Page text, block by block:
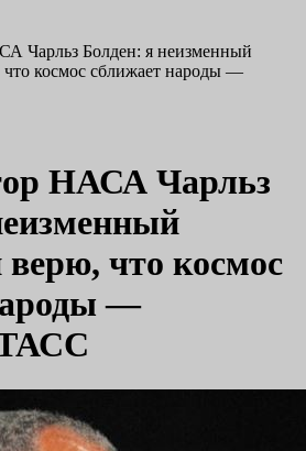
Чарльз Болден: я неизменный
космос сближает народы —
НАСА Чарльз
что космос
—